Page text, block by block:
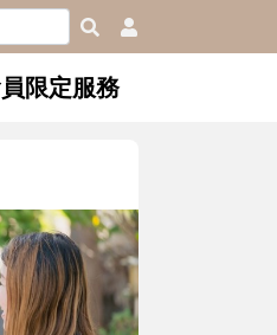
限定服務
男人│讀